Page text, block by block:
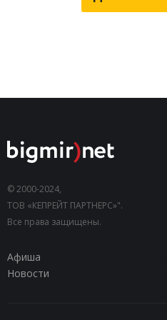
© 2000-2024,
ТОВ «КЕПРЕЙТ ПАРТНЕРС»".
Все права защищены.
Афиша
Новости